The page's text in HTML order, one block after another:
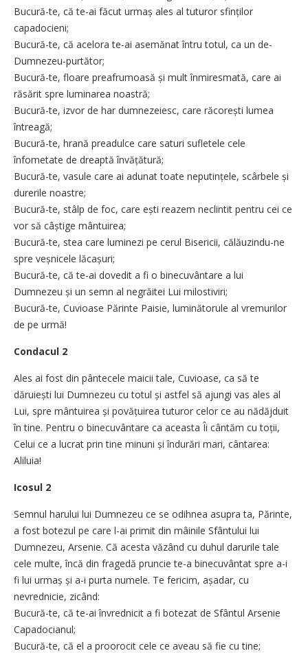
Bucură-te, că te-ai făcut urmaș ales al tuturor sfinților
capadocieni;
Bucură-te, că acelora te-ai asemănat întru totul, ca un de-
Dumnezeu-purtător;
Bucură-te, floare preafrumoasă și mult înmiresmată, care ai
răsărit spre luminarea noastră;
Bucură-te, izvor de har dumnezeiesc, care răcorești lumea
întreagă;
Bucură-te, hrană preadulce care saturi sufletele cele
înfometate de dreaptă învățătură;
Bucură-te, vasule care ai adunat toate neputințele, scârbele și
durerile noastre;
Bucură-te, stâlp de foc, care ești reazem neclintit pentru cei ce
vor să câștige mântuirea;
Bucură-te, stea care luminezi pe cerul Bisericii, călăuzindu-ne
spre veșnicele lăcașuri;
Bucură-te, că te-ai dovedit a fi o binecuvântare a lui
Dumnezeu și un semn al negrăitei Lui milostiviri;
Bucură-te, Cuvioase Părinte Paisie, luminătorule al vremurilor
de pe urmă!
Condacul 2
Ales ai fost din pântecele maicii tale, Cuvioase, ca să te
dăruiești lui Dumnezeu cu totul și astfel să ajungi vas ales al
Lui, spre mântuirea și povățuirea tuturor celor ce au nădăjduit
în tine. Pentru o binecuvântare ca aceasta Îi cântăm cu toții,
Celui ce a lucrat prin tine minuni și îndurări mari, cântarea:
Aliluia!
Icosul 2
Semnul harului lui Dumnezeu ce se odihnea asupra ta, Părinte,
a fost botezul pe care l-ai primit din mâinile Sfântului lui
Dumnezeu, Arsenie. Că acesta văzând cu duhul darurile tale
cele multe, încă din fragedă pruncie te-a binecuvântat spre a-i
fi lui urmaș și a-i purta numele. Te fericim, așadar, cu
nevrednicie, zicând:
Bucură-te, că te-ai învrednicit a fi botezat de Sfântul Arsenie
Capadocianul;
Bucură-te, că el a proorocit cele ce aveau să fie cu tine;